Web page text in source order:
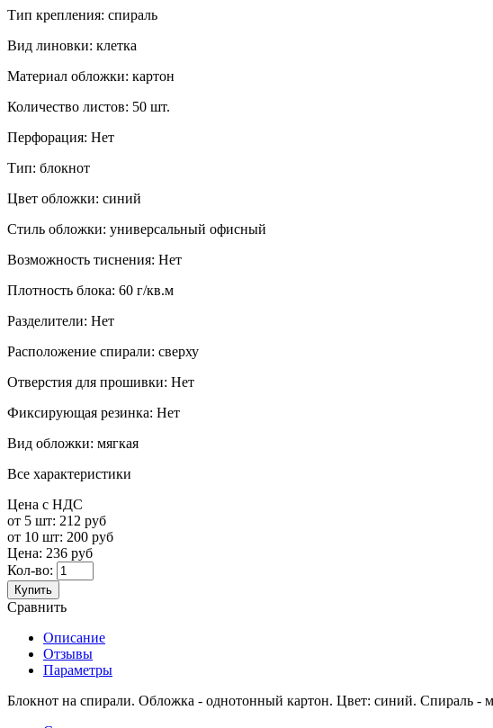
Тип крепления: спираль
Вид линовки: клетка
Материал обложки: картон
Количество листов: 50 шт.
Перфорация: Нет
Тип: блокнот
Цвет обложки: синий
Стиль обложки: универсальный офисный
Возможность тиснения: Нет
Плотность блока: 60 г/кв.м
Разделители: Нет
Расположение спирали: сверху
Отверстия для прошивки: Нет
Фиксирующая резинка: Нет
Вид обложки: мягкая
Все характеристики
Цена с НДС
от 5 шт: 212 руб
от 10 шт: 200 руб
Цена: 236 руб
Кол-во:
Купить
Сравнить
Описание
Отзывы
Параметры
Блокнот на спирали. Обложка - однотонный картон. Цвет: синий. Спираль -